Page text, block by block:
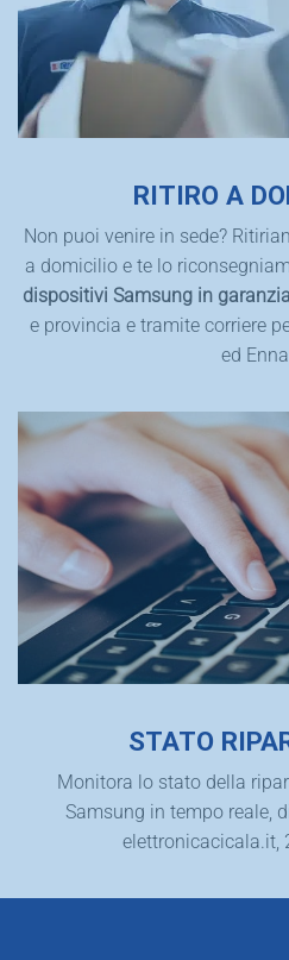
RITIRO A
Non puoi venire in sede?
a domicilio e te lo
dispositivi Samsung in
e provincia e tramite corriere
ed
STATO
Monitora lo stato della
Samsung in tempo reale,
elettronicacicala.it,